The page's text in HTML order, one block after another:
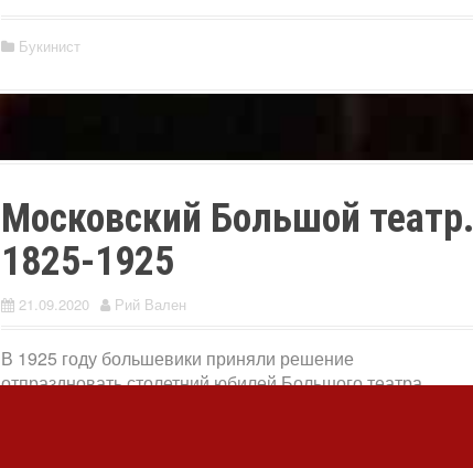
Букинист
Московский Большой театр.
1825-1925
21.09.2020 Рий Вален
В 1925 году большевики приняли решение
отпраздновать столетний юбилей Большого театра.